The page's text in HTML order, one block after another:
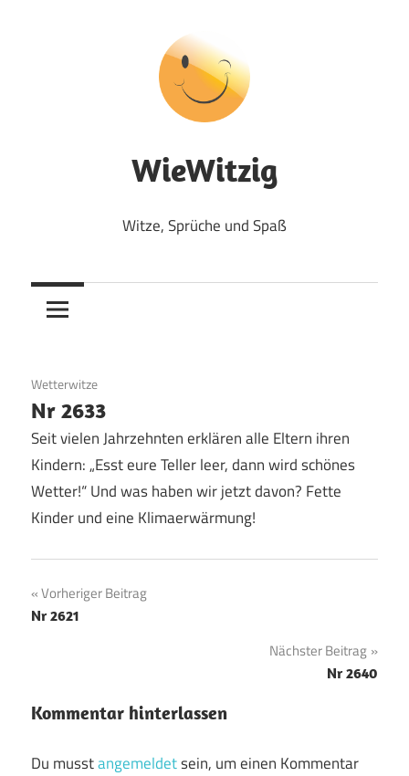
WieWitzig
Witze, Sprüche und Spaß
12. September 2018
Wetterwitze
Nr 2633
Seit vielen Jahrzehnten erklären alle Eltern ihren
Kindern: „Esst eure Teller leer, dann wird schönes
Wetter!“ Und was haben wir jetzt davon? Fette
Kinder und eine Klimaerwärmung!
Beitragsnavigation
Vorheriger Beitrag
Nr 2621
Nächster Beitrag
Nr 2640
Kommentar hinterlassen
Du musstangemeldetsein, um einen Kommentar